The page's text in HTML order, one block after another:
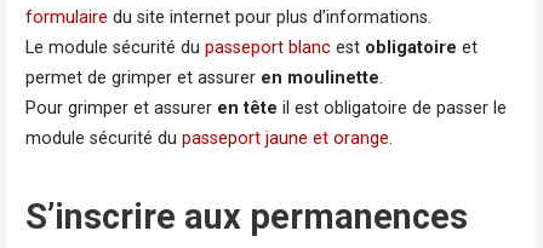
formulaire du site internet pour plus d’informations.
Le module sécurité du passeport blancest obligatoire et
permet de grimper et assurer en moulinette.
Pour grimper et assurer en tête il est obligatoire de passer le
module sécurité du passeport jaune et orange.
S’inscrire aux permanences